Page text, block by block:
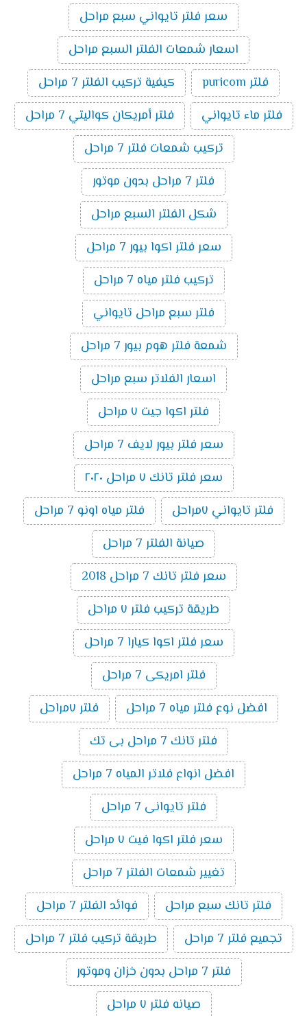
سعر فلتر تايواني سبع مراحل
اسعار شمعات الفلتر السبع مراحل
فلتر puricom
كيفية تركيب الفلتر 7 مراحل
فلتر ماء تايواني
فلتر أمريكان كواليتي 7 مراحل
تركيب شمعات فلتر 7 مراحل
فلتر 7 مراحل بدون موتور
شكل الفلتر السبع مراحل
سعر فلتر اكوا بيور 7 مراحل
تركيب فلتر مياه 7 مراحل
فلتر سبع مراحل تايواني
شمعة فلتر هوم بيور 7 مراحل
اسعار الفلاتر سبع مراحل
فلتر اكوا جيت ٧ مراحل
سعر فلتر بيور لايف 7 مراحل
سعر فلتر تانك ٧ مراحل ٢٠٢٠
فلتر تايواني ٧مراحل
فلتر مياه اونو 7 مراحل
صيانة الفلتر 7 مراحل
سعر فلتر تانك 7 مراحل 2018
طريقة تركيب فلتر ٧ مراحل
سعر فلتر اكوا كيارا 7 مراحل
فلتر امريكى 7 مراحل
افضل نوع فلتر مياه 7 مراحل
فلتر ٧مراحل
فلتر تانك 7 مراحل بى تك
افضل انواع فلاتر المياه 7 مراحل
فلتر تايوانى 7 مراحل
سعر فلتر اكوا فيت ٧ مراحل
تغيير شمعات الفلتر 7 مراحل
فلتر تانك سبع مراحل
فوائد الفلتر 7 مراحل
تجميع فلتر 7 مراحل
طريقة تركيب فلتر 7 مراحل
فلتر 7 مراحل بدون خزان وموتور
صيانه فلتر ٧ مراحل